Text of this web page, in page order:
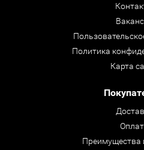
Политика
Карта
Преимущества